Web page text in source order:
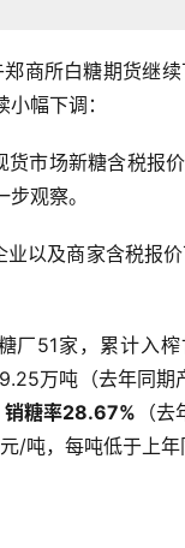
郑商所白糖期货继
幅下调：
货市场新糖含税
观察。
业以及商家含税
51家，累计入
万吨（去年同
销糖率28.67% （
/吨，每吨低于上年